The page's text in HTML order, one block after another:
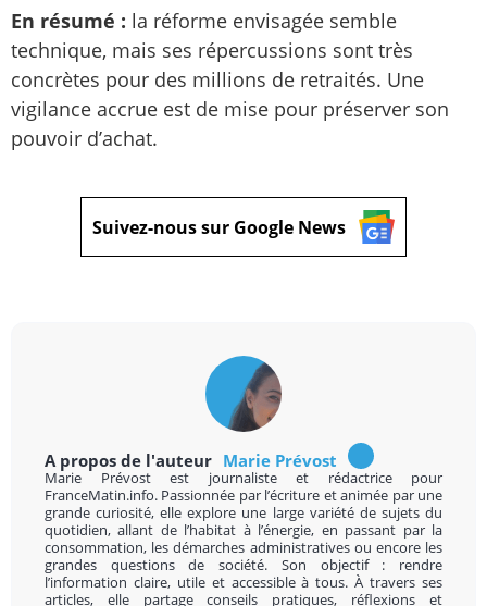
En résumé : la réforme envisagée semble
technique, mais ses répercussions sont très
concrètes pour des millions de retraités. Une
vigilance accrue est de mise pour préserver son
pouvoir d’achat.
Suivez-nous sur Google News
A propos de l'auteur Marie Prévost
Marie Prévost est journaliste et rédactrice pour
FranceMatin.info. Passionnée par l’écriture et animée par une
grande curiosité, elle explore une large variété de sujets du
quotidien, allant de l’habitat à l’énergie, en passant par la
consommation, les démarches administratives ou encore les
grandes questions de société. Son objectif : rendre
l’information claire, utile et accessible à tous. À travers ses
articles, elle partage conseils pratiques, réflexions et